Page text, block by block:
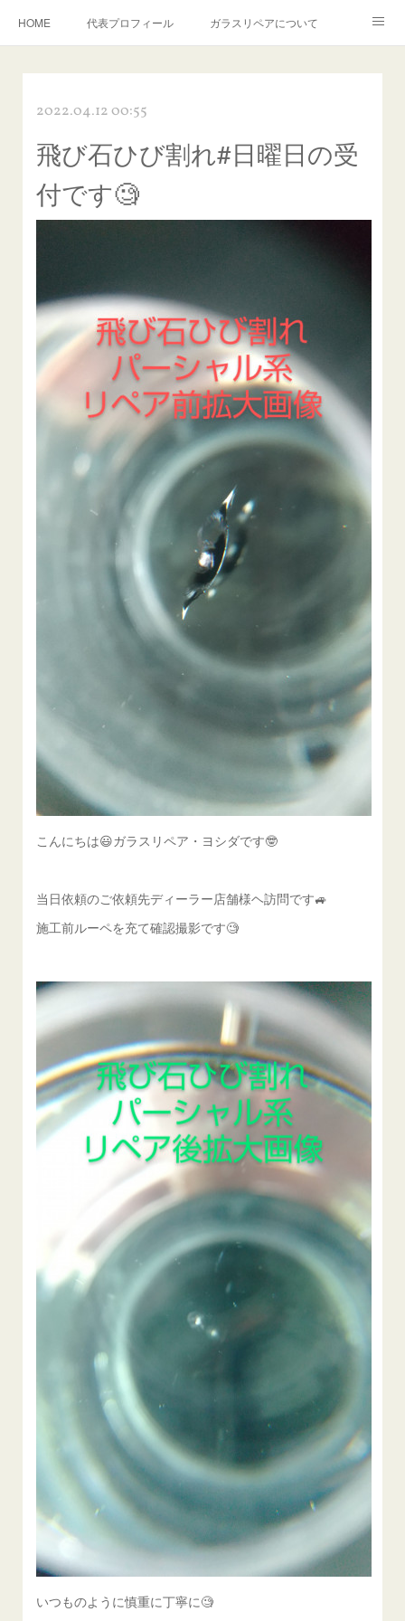
HOME 代表プロフィール ガラスリペアについて
飛び石施工料金について ガラスキズ取り/研磨・磨き・鱗取り
当店へのアクセス 建築ガラスキズ取り・研磨・磨き
【プロ使用】フッ素系ガラストリートメント『アクアペル』
飛び石ひび割れでヒビ先が伸びた場合は？
2022.04.12 00:55
飛び石ひび割れ#日曜日の受
付です🧐
こんにちは😃ガラスリペア・ヨシダです🤓
当日依頼のご依頼先ディーラー店舗様ヘ訪問です🚙
施工前ルーペを充て確認撮影です🧐
いつものように慎重に丁寧に🧐